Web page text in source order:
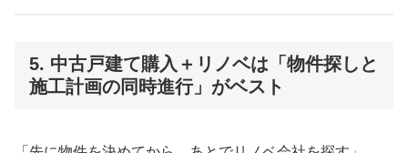
5. 中古戸建て購入＋リノベは「物件探しと
施工計画の同時進行」がベスト